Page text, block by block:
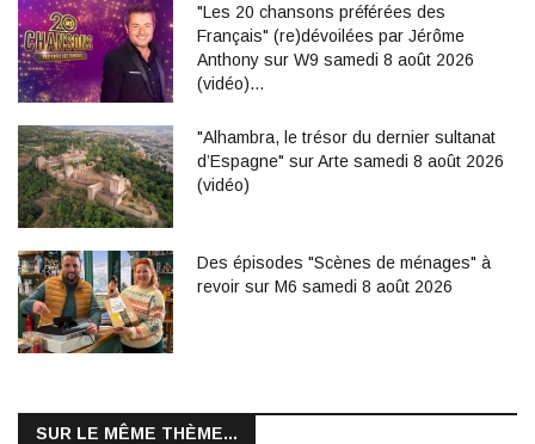
"Les 20 chansons préférées des
Français" (re)dévoilées par Jérôme
Anthony sur W9 samedi 8 août 2026
(vidéo)…
"Alhambra, le trésor du dernier sultanat
d’Espagne" sur Arte samedi 8 août 2026
(vidéo)
Des épisodes "Scènes de ménages" à
revoir sur M6 samedi 8 août 2026
SUR LE MÊME THÈME...